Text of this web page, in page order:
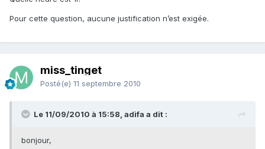
Pour cette question, aucune justification n’est exigée.
miss_tinget
Posté(e) 11 septembre 2010
Le 11/09/2010 à 15:58, adifa a dit :
bonjour,